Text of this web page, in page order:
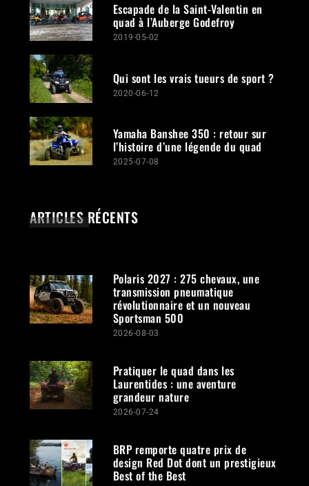
Escapade de la Saint-Valentin en
quad à l’Auberge Godefroy
2019-05-02
Qui sont les vrais tueurs de sport ?
2020-06-12
Yamaha Banshee 350 : retour sur
l’histoire d’une légende du quad
2025-07-08
ARTICLES RÉCENTS
Polaris 2027 : 275 chevaux, une
transmission pneumatique
révolutionnaire et un nouveau
Sportsman 500
2026-08-03
Pratiquer le quad dans les
Laurentides : une aventure
grandeur nature
2026-07-24
BRP remporte quatre prix de
design Red Dot dont un prestigieux
Best of the Best